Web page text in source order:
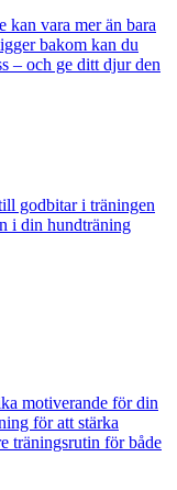
kan vara mer än bara
bakom kan du
– och ge ditt djur den
godbitar i träningen
i din hundträning
motiverande för din
för att stärka
träningsrutin för både